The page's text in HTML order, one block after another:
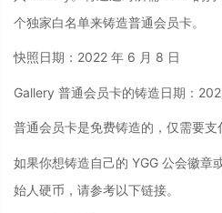
个独家白名单来铸造普通会员卡。
快照日期：2022 年 6 月 8 日
Gallery 普通会员卡的铸造日期：
普通会员卡是免费铸造的，仅需要支
如果你想铸造自己的 YGG 公会徽章
始人硬币，请参考以下链接。